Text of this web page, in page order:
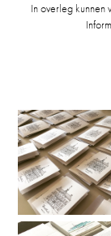
In overleg kunnen